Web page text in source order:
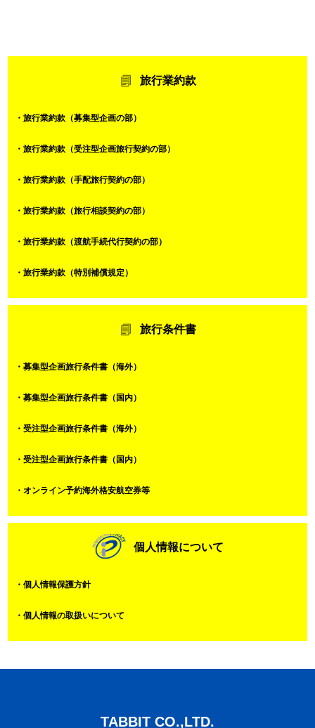
旅行業約款
・旅行業約款（募集型企画の部）
・旅行業約款（受注型企画旅行契約の部）
・旅行業約款（手配旅行契約の部）
・旅行業約款（旅行相談契約の部）
・旅行業約款（渡航手続代行契約の部）
・旅行業約款（特別補償規定）
旅行条件書
・募集型企画旅行条件書（海外）
・募集型企画旅行条件書（国内）
・受注型企画旅行条件書（海外）
・受注型企画旅行条件書（国内）
・オンライン予約海外格安航空券等
個人情報について
・個人情報保護方針
・個人情報の取扱いについて
TABBIT CO.,LTD.